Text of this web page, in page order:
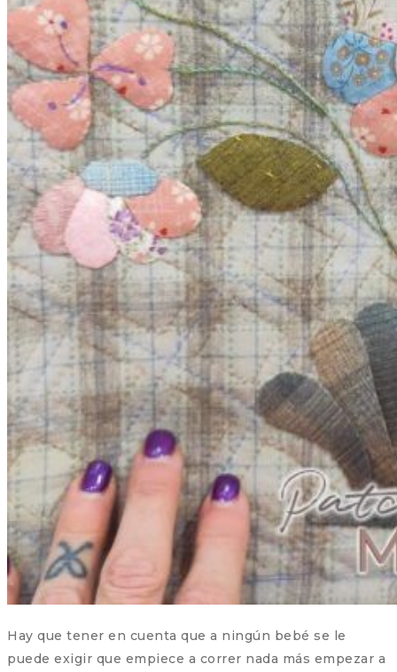
Hay que tener en cuenta que a ningún bebé se le
puede exigir que empiece a correr nada más empezar a